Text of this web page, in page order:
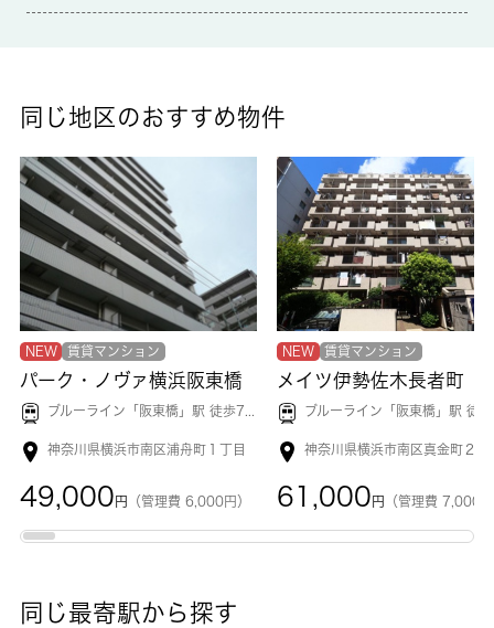
しやすいお部屋になります。居住者用の駐輪場が付いている物件
感満載です。バストイレ別の物件です。お部屋探しの時の不安や
疑問を知識の豊富なスタッフが解消します。横浜市南区や井土ヶ
谷付近のことなら当社へご連絡下さい。
同じ地区のおすすめ物件
NEW 賃貸マンション
パーク・ノヴァ横浜阪東橋
ブルーライン「 阪東橋」駅 徒歩7分
神奈川県横浜市南区浦舟町１丁目
49,000 円 （管理費 6,000円）
NEW 賃貸マンション
メイツ伊勢佐木長者町
ブルーライン「 阪東橋 」駅 徒歩5
神奈川県横浜市南区真金町２丁
61,000 円 （管理費 7,000
同じ最寄駅から探す